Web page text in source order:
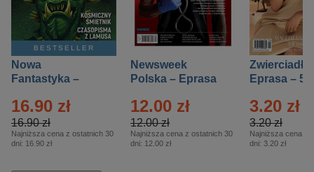
BESTSELLER
Nowa
Fantastyka –
16.90 zł
16.90 zł
Najniższa cena z ostatnich 30
dni: 16.90 zł
Newsweek
Polska – Eprasa
12.00 zł
12.00 zł
Najniższa cena z ostatnich 30
dni: 12.00 zł
Zwierciadło
Eprasa – 5/
3.20 zł
3.20 zł
Najniższa cena z
dni: 3.20 zł